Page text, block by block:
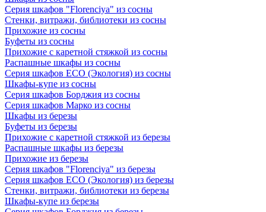
Серия шкафов "Florenciya" из сосны
Стенки, витражи, библиотеки из сосны
Прихожие из сосны
Буфеты из сосны
Прихожие с каретной стяжкой из сосны
Распашные шкафы из сосны
Серия шкафов ECO (Экология) из сосны
Шкафы-купе из сосны
Серия шкафов Борджия из сосны
Серия шкафов Марко из сосны
Шкафы из березы
Буфеты из березы
Прихожие с каретной стяжкой из березы
Распашные шкафы из березы
Прихожие из березы
Серия шкафов "Florenciya" из березы
Серия шкафов ECO (Экология) из березы
Стенки, витражи, библиотеки из березы
Шкафы-купе из березы